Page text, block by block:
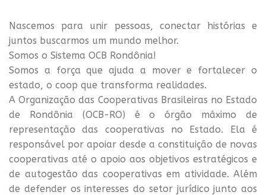
Nascemos para unir pessoas, conectar histórias e
juntos buscarmos um mundo melhor.
Somos o Sistema OCB Rondônia!
Somos a força que ajuda a mover e fortalecer o
estado, o coop que transforma realidades.
A Organização das Cooperativas Brasileiras no Estado
de Rondônia (OCB-RO) é o órgão máximo de
representação das cooperativas no Estado. Ela é
responsável por apoiar desde a constituição de novas
cooperativas até o apoio aos objetivos estratégicos e
de autogestão das cooperativas em atividade. Além
de defender os interesses do setor jurídico junto aos